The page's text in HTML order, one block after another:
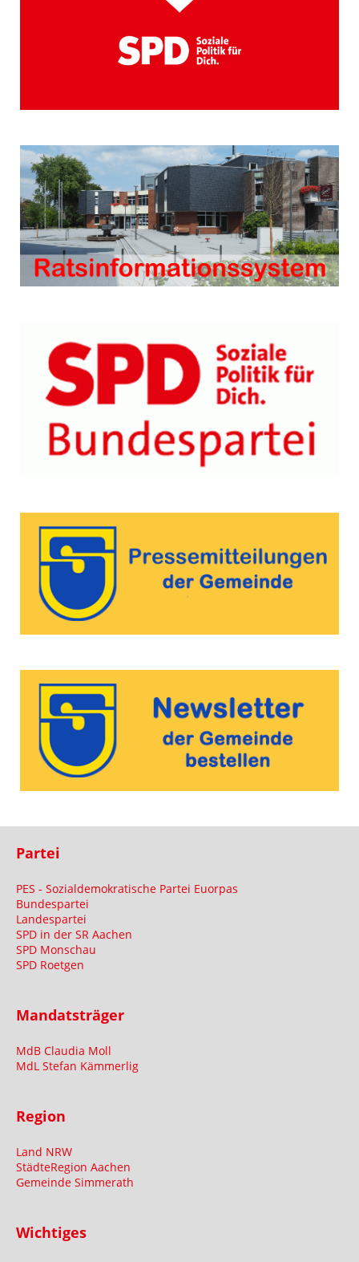
Partei
PES - Sozialdemokratische Partei Euorpas
Bundespartei
Landespartei
SPD in der SR Aachen
SPD Monschau
SPD Roetgen
Mandatsträger
MdB Claudia Moll
MdL Stefan Kämmerlig
Region
Land NRW
StädteRegion Aachen
Gemeinde Simmerath
Wichtiges